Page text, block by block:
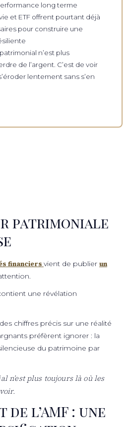
long terme
et ETF offrent pourtant déjà
pour construire une
n’est plus
de l’argent. C’est de voir
lentement sans s’en
patrimoniale
financiers vient de publier un
une révélation
chiffres précis sur une réalité
préfèrent ignorer : la
du patrimoine par
n’est plus toujours là où les
l’AMF : une